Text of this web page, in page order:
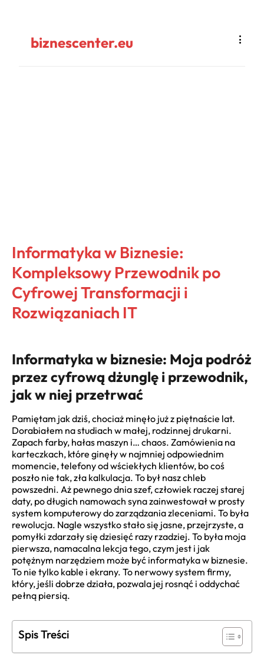
biznescenter.eu
Informatyka w Biznesie:
Kompleksowy Przewodnik po
Cyfrowej Transformacji i
Rozwiązaniach IT
Informatyka w biznesie: Moja podróż
przez cyfrową dżunglę i przewodnik,
jak w niej przetrwać
Pamiętam jak dziś, chociaż minęło już z piętnaście lat.
Dorabiałem na studiach w małej, rodzinnej drukarni.
Zapach farby, hałas maszyn i… chaos. Zamówienia na
karteczkach, które ginęły w najmniej odpowiednim
momencie, telefony od wściekłych klientów, bo coś
poszło nie tak, zła kalkulacja. To był nasz chleb
powszedni. Aż pewnego dnia szef, człowiek raczej starej
daty, po długich namowach syna zainwestował w prosty
system komputerowy do zarządzania zleceniami. To była
rewolucja. Nagle wszystko stało się jasne, przejrzyste, a
pomyłki zdarzały się dziesięć razy rzadziej. To była moja
pierwsza, namacalna lekcja tego, czym jest i jak
potężnym narzędziem może być informatyka w biznesie.
To nie tylko kable i ekrany. To nerwowy system firmy,
który, jeśli dobrze działa, pozwala jej rosnąć i oddychać
pełną piersią.
Spis Treści